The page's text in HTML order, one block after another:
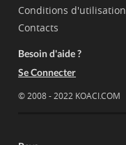
Conditions d'utilisation
Contacts
Besoin d'aide ?
Se Connecter
© 2008 - 2022 KOACI.COM